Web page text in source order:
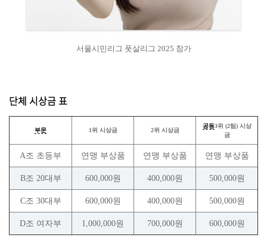
서울시민리그 풋살리그 2025 참가
단체 시상금 표
부문 1위 시상금 2위 시상금
공동3위 (2팀) 시상
금
A조 초등부 연맹 부상품 연맹 부상품 연맹 부상품
B조 20대부 600,000원 400,000원 500,000원
C조 30대부 600,000원 400,000원 500,000원
D조 여자부 1,000,000원 700,000원 600,000원